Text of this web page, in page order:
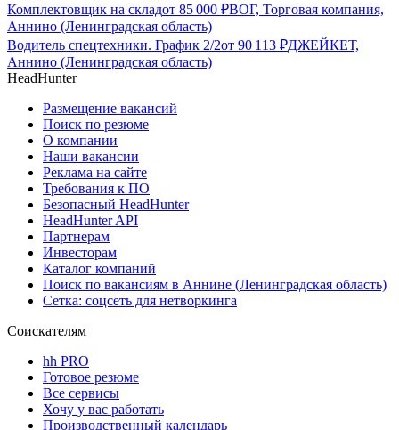
Комплектовщик на складот 85 000 ₽ВОГ, Торговая компания,
Аннино (Ленинградская область)
Водитель спецтехники. График 2/2от 90 113 ₽ДЖЕЙКЕТ,
Аннино (Ленинградская область)
HeadHunter
Размещение вакансий
Поиск по резюме
О компании
Наши вакансии
Реклама на сайте
Требования к ПО
Безопасный HeadHunter
HeadHunter API
Партнерам
Инвесторам
Каталог компаний
Поиск по вакансиям в Аннине (Ленинградская область)
Сетка: соцсеть для нетворкинга
Соискателям
hh PRO
Готовое резюме
Все сервисы
Хочу у вас работать
Производственный календарь